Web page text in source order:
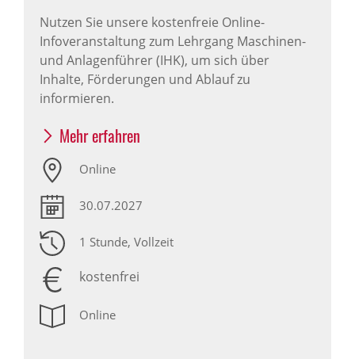
Nutzen Sie unsere kostenfreie Online-
Infoveranstaltung zum Lehrgang Maschinen-
und Anlagenführer (IHK), um sich über
Inhalte, Förderungen und Ablauf zu
informieren.
Mehr erfahren
Online
30.07.2027
1 Stunde, Vollzeit
kostenfrei
Online